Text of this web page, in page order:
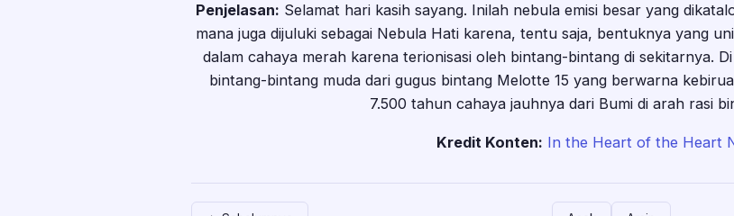
Penjelasan: Selamat hari kasih sayang. Inilah nebula emisi besar yang
mana juga dijuluki sebagai Nebula Hati karena, tentu saja, bentuknya yang
dalam cahaya merah karena terionisasi oleh bintang-bintang di sekitarnya.
bintang-bintang muda dari gugus bintang Melotte 15 yang berwarna
7.500 tahun cahaya jauhnya dari Bumi di arah rasi
Kredit Konten: In the Heart of the Heart